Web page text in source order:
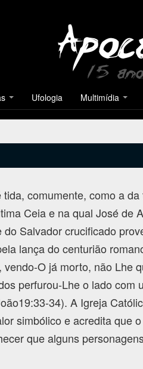
Ufologia Multimídia
comumente, como a
Ceia e na qual José de
do Salvador crucificado
lança do centurião
O já morto, não Lhe
perfurou-Lhe o lado com
34). A Igreja
simbólico e acredita que
que alguns